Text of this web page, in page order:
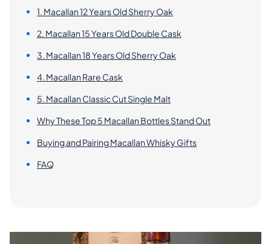
1. Macallan 12 Years Old Sherry Oak
2. Macallan 15 Years Old Double Cask
3. Macallan 18 Years Old Sherry Oak
4. Macallan Rare Cask
5. Macallan Classic Cut Single Malt
Why These Top 5 Macallan Bottles Stand Out
Buying and Pairing Macallan Whisky Gifts
FAQ